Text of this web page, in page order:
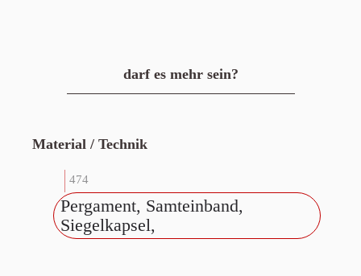
darf es mehr sein?
Material / Technik
474
Pergament, Samteinband,
Siegelkapsel,